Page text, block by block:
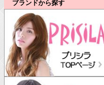
ブランドから探す